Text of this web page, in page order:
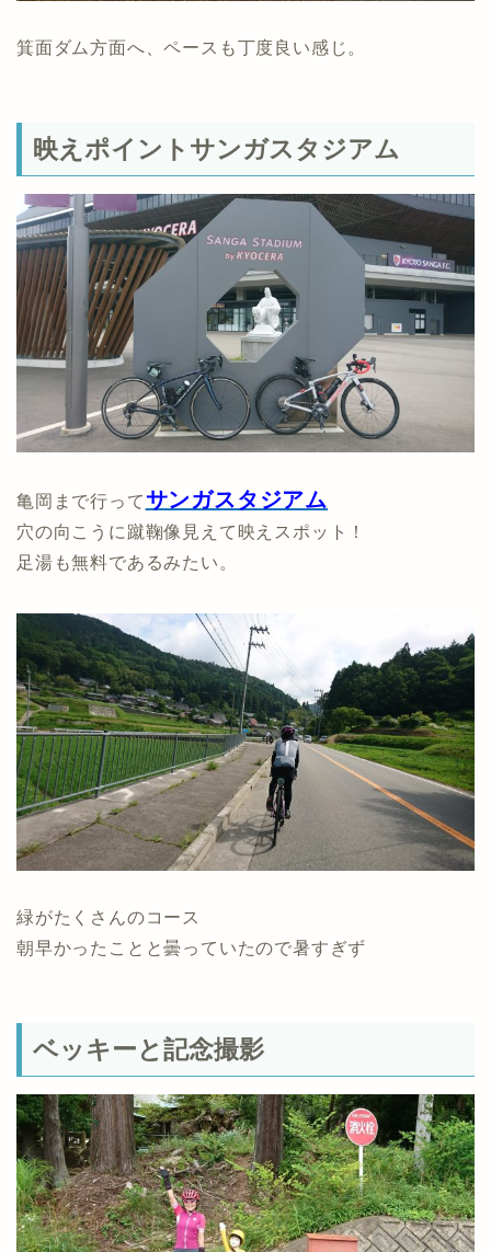
箕面ダム方面へ、ペースも丁度良い感じ。
映えポイントサンガスタジアム
亀岡まで行ってサンガスタジアム
穴の向こうに蹴鞠像見えて映えスポット！
足湯も無料であるみたい。
緑がたくさんのコース
朝早かったことと曇っていたので暑すぎず
ベッキーと記念撮影